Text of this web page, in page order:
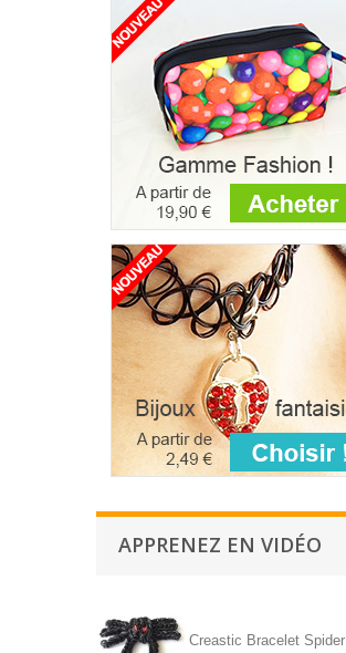
APPRENEZ EN VIDÉO
Creastic Bracelet Spider